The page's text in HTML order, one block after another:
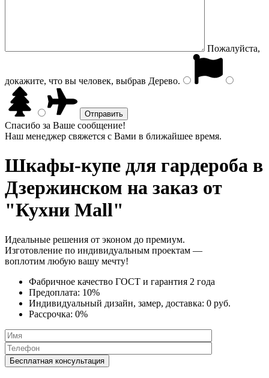
Пожалуйста,
докажите, что вы человек, выбрав Дерево.
Спасибо за Ваше сообщение!
Наш менеджер свяжется с Вами в ближайшее время.
Шкафы-купе для гардероба в
Дзержинском на заказ от
"Кухни Mall"
Идеальные решения от эконом до премиум.
Изготовление по индивидуальным проектам —
воплотим любую вашу мечту!
Фабричное качество ГОСТ и гарантия 2 года
Предоплата: 10%
Индивидуальный дизайн, замер, доставка: 0 руб.
Рассрочка: 0%